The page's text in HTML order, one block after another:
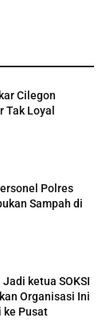
Cilegon
Tak Loyal
Polres
Sampah di
ketua SOKSI
Organisasi Ini
ke Pusat